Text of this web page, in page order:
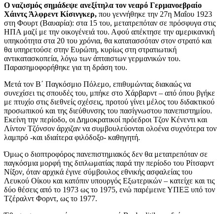
Ο ναζισμός σημάδεψε ανεξίτηλα τον νεαρό Γερμανοεβραίο
Χάιντς Άλφρεντ Κίσινγκερ, που γεννήθηκε την 27η Μαΐου 1923
στη Φουρτ (Βαυαρία): στα 15 του, μετατρεπόταν σε πρόσφυγα στις
ΗΠΑ μαζί με την οικογένειά του. Αφού απέκτησε την αμερικανική
υπηκοότητα στα 20 του χρόνια, θα κατατασσόταν στον στρατό και
θα υπηρετούσε στην Ευρώπη, κυρίως στη στρατιωτική
αντικατασκοπεία, λόγω των άπταιστων γερμανικών του.
Παρασημοφορήθηκε για τη δράση του.
Μετά τον Β΄ Παγκόσμιο Πόλεμο, επιθυμώντας διακαώς να
συνεχίσει τις σπουδές του, μπήκε στο Χάρβαρντ – από όπου βγήκε
με πτυχίο στις διεθνείς σχέσεις, προτού γίνει μέλος του διδακτικού
προσωπικού και της διεύθυνσης του πασίγνωστου πανεπιστημίου.
Εκείνη την περίοδο, οι Δημοκρατικοί πρόεδροι Τζον Κένεντι και
Λίντον Τζόνσον άρχιζαν να συμβουλεύονται ολοένα συχνότερα τον
λαμπρό -και ιδιαίτερα φιλόδοξο- καθηγητή.
Όμως ο διοπτροφόρος πανεπιστημιακός δεν θα μετατρεπόταν σε
παγκόσμια μορφή της διπλωματίας παρά την περίοδο του Ρίτσαρντ
Νίξον, όταν αρχικά έγινε σύμβουλος εθνικής ασφαλείας του
Λευκού Οίκου και κατόπιν υπουργός Εξωτερικών – κατείχε και τις
δύο θέσεις από το 1973 ως το 1975, ενώ παρέμεινε ΥΠΕΞ υπό τον
Τζέραλντ Φορντ, ως το 1977.